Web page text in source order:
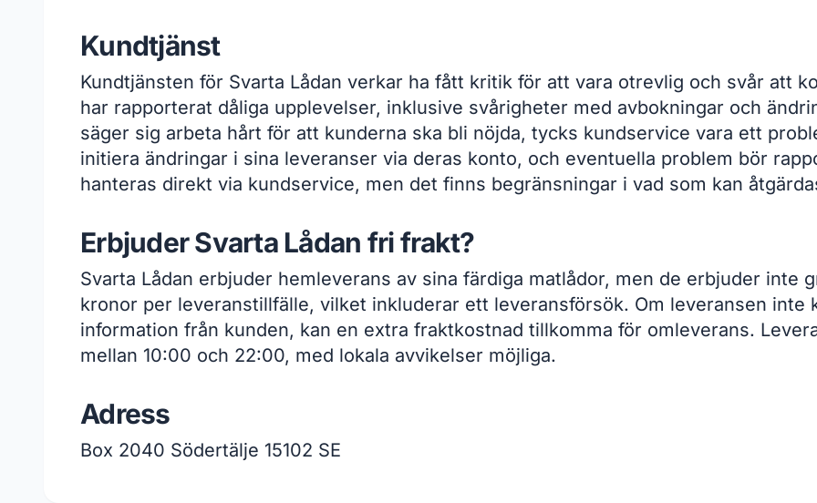
Kundtjänst
Kundtjänsten för Svarta Lådan verkar ha fått kritik för att vara otrevlig och svår att
har rapporterat dåliga upplevelser, inklusive svårigheter med avbokningar och
säger sig arbeta hårt för att kunderna ska bli nöjda, tycks kundservice vara ett
initiera ändringar i sina leveranser via deras konto, och eventuella problem bör
hanteras direkt via kundservice, men det finns begränsningar i vad som kan
Erbjuder Svarta Lådan fri frakt?
Svarta Lådan erbjuder hemleverans av sina färdiga matlådor, men de erbjuder inte
kronor per leveranstillfälle, vilket inkluderar ett leveransförsök. Om leveransen inte
information från kunden, kan en extra fraktkostnad tillkomma för omleverans.
mellan 10:00 och 22:00, med lokala avvikelser möjliga.
Adress
Box 2040 Södertälje 15102 SE